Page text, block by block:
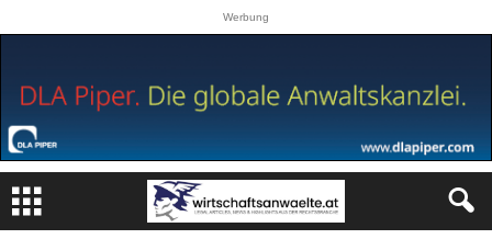
Werbung